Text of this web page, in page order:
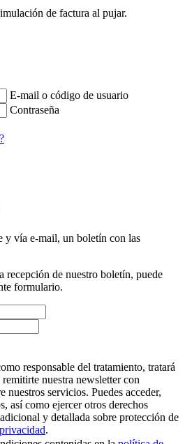
de factura al pujar.
E-mail o código de usuario
Contraseña
y vía e-mail, un boletín con las
recepción de nuestro boletín, puede
formulario.
responsable del tratamiento, tratará
nuestra newsletter con
nuestros servicios. Puedes acceder,
así como ejercer otros derechos
y detallada sobre protección de
.